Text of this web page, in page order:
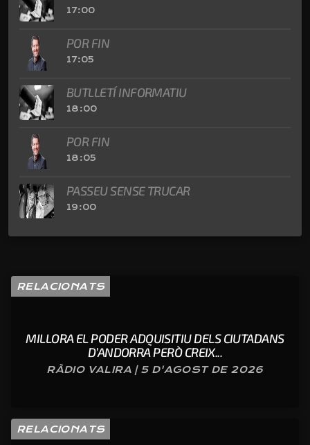
17:00
POR FIN
17:05
BUTLLETÍ INFORMATIU
18:00
POR FIN
18:05
PASSEU SENSE TRUCAR
19:00
RELACIONATS
MILLORA EL PODER ADQUISITIU DELS CIUTADANS
D’ANDORRA PERÒ CREIX...
RÀDIO VALIRA | 5 D'AGOST DE 2026
RELACIONATS